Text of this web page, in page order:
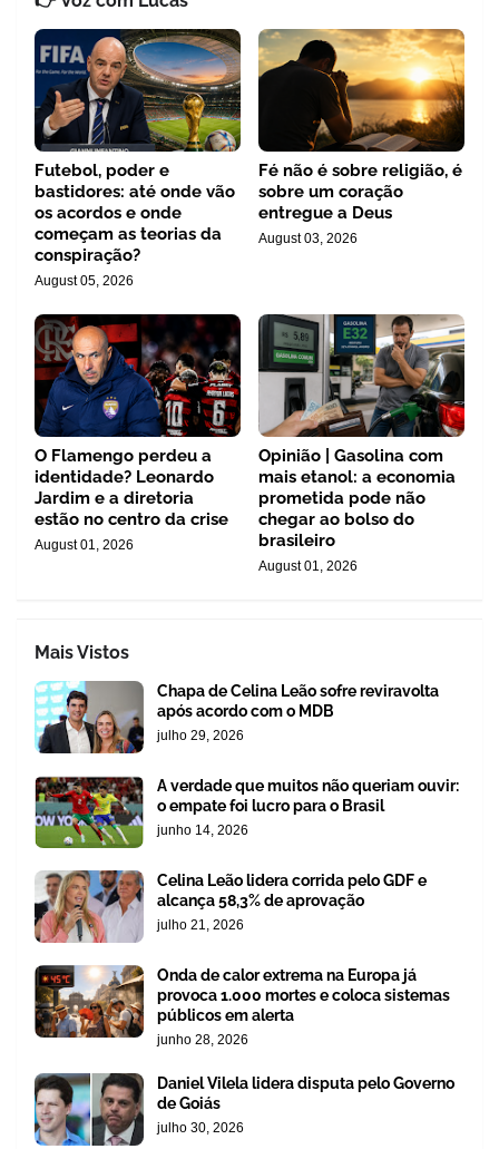
Futebol, poder e
bastidores: até onde vão
os acordos e onde
começam as teorias da
conspiração?
August 05, 2026
Fé não é sobre religião, é
sobre um coração
entregue a Deus
August 03, 2026
O Flamengo perdeu a
identidade? Leonardo
Jardim e a diretoria
estão no centro da crise
August 01, 2026
Opinião | Gasolina com
mais etanol: a economia
prometida pode não
chegar ao bolso do
brasileiro
August 01, 2026
Mais Vistos
Chapa de Celina Leão sofre reviravolta
após acordo com o MDB
julho 29, 2026
A verdade que muitos não queriam ouvir:
o empate foi lucro para o Brasil
junho 14, 2026
Celina Leão lidera corrida pelo GDF e
alcança 58,3% de aprovação
julho 21, 2026
Onda de calor extrema na Europa já
provoca 1.000 mortes e coloca sistemas
públicos em alerta
junho 28, 2026
Daniel Vilela lidera disputa pelo Governo
de Goiás
julho 30, 2026